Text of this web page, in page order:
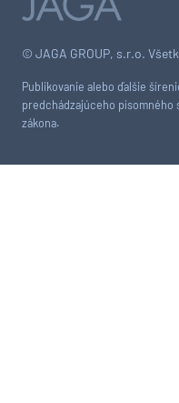
© JAGA GROUP, s.r.o.
Publikovanie alebo ďalšie
predchádzajúceho písomného
zákona.